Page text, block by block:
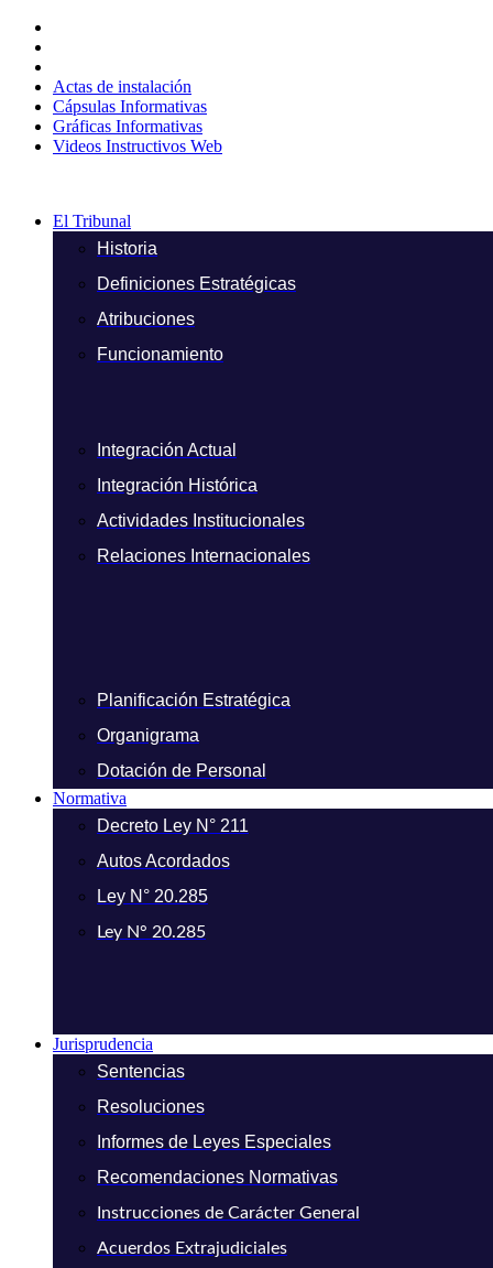
contenido
Actas de instalación
Cápsulas Informativas
Gráficas Informativas
Videos Instructivos Web
El Tribunal
Historia
Definiciones Estratégicas
Atribuciones
Funcionamiento
Integración Actual
Integración Histórica
Actividades Institucionales
Relaciones Internacionales
Planificación Estratégica
Organigrama
Dotación de Personal
Normativa
Decreto Ley N° 211
Autos Acordados
Ley N° 20.285
Ley N° 20.285
Jurisprudencia
Sentencias
Resoluciones
Informes de Leyes Especiales
Recomendaciones Normativas
Instrucciones de Carácter General
Acuerdos Extrajudiciales